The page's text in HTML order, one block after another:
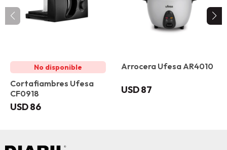
Cortafiambres Ufesa
CF0918
USD86
Arrocera Ufesa AR4010
USD87